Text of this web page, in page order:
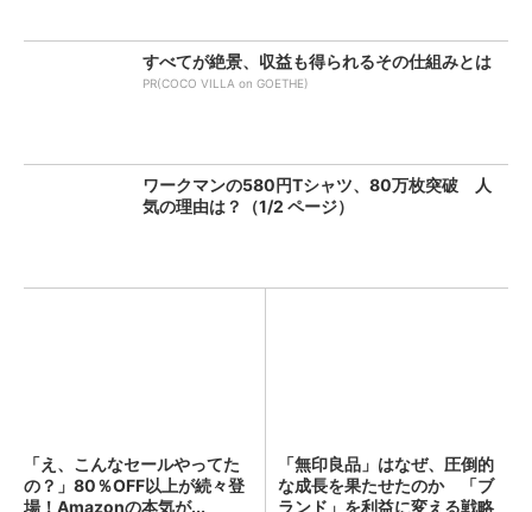
すべてが絶景、収益も得られるその仕組みとは
PR(COCO VILLA on GOETHE)
ワークマンの580円Tシャツ、80万枚突破 人
気の理由は？（1/2 ページ）
「え、こんなセールやってた
の？」80％OFF以上が続々登
場！Amazonの本気が...
「無印良品」はなぜ、圧倒的
な成長を果たせたのか 「ブ
ランド」を利益に変える戦略